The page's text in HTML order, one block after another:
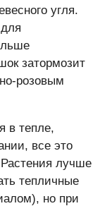
угля.
затормозит
розовым
в тепле,
все это
лучше
тепличные
но при